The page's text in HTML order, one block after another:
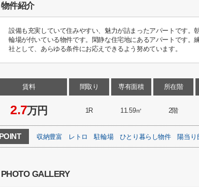
物件紹介
設備も充実していて住みやすい、魅力が詰まったアパートです
輪場が付いている物件です。閑静な住宅地にあるアパートです
社として、あらゆる条件にお応えできるよう努めています。
賃料
2.7万円
間取り
1R
専有面積
11.59㎡
所在階
2階
POINT 収納豊富 レトロ 駐輪場 ひとり暮らし物件 陽当り
PHOTO GALLERY